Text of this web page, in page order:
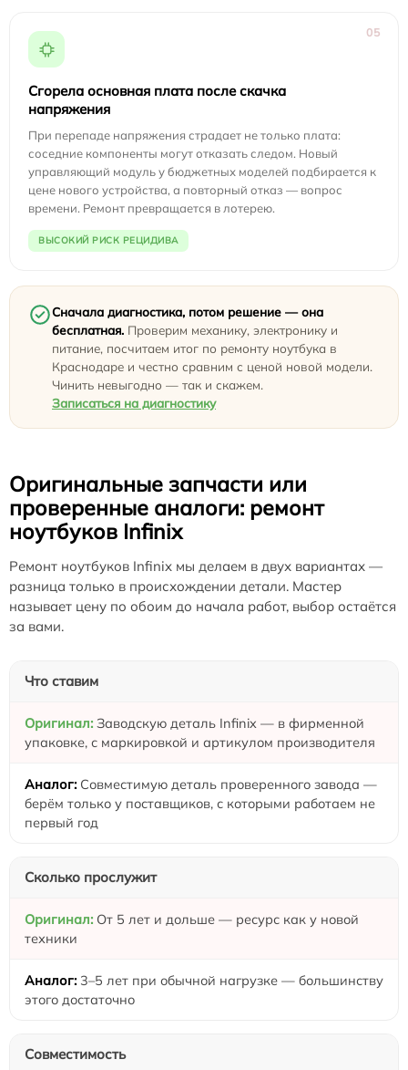
05
Сгорела основная плата после скачка
напряжения
При перепаде напряжения страдает не только плата:
соседние компоненты могут отказать следом. Новый
управляющий модуль у бюджетных моделей подбирается к
цене нового устройства, а повторный отказ — вопрос
времени. Ремонт превращается в лотерею.
ВЫСОКИЙ РИСК РЕЦИДИВА
Сначала диагностика, потом решение — она
бесплатная. Проверим механику, электронику и
питание, посчитаем итог по ремонту ноутбука в
Краснодаре и честно сравним с ценой новой модели.
Чинить невыгодно — так и скажем.
Записаться на диагностику
Оригинальные запчасти или
проверенные аналоги: ремонт
ноутбуков Infinix
Ремонт ноутбуков Infinix мы делаем в двух вариантах —
разница только в происхождении детали. Мастер
называет цену по обоим до начала работ, выбор остаётся
за вами.
Что ставим
Заводскую деталь Infinix — в фирменной
упаковке, с маркировкой и артикулом производителя
Совместимую деталь проверенного завода —
берём только у поставщиков, с которыми работаем не
первый год
Сколько прослужит
От 5 лет и дольше — ресурс как у новой
техники
3–5 лет при обычной нагрузке — большинству
этого достаточно
Совместимость